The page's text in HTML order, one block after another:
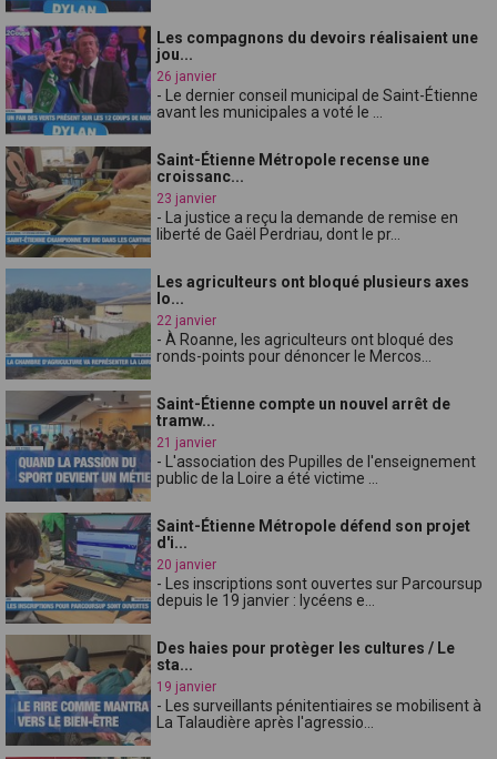
Les compagnons du devoirs réalisaient une
jou...
26 janvier
- Le dernier conseil municipal de Saint-Étienne
avant les municipales a voté le ...
Saint-Étienne Métropole recense une
croissanc...
23 janvier
- La justice a reçu la demande de remise en
liberté de Gaël Perdriau, dont le pr...
Les agriculteurs ont bloqué plusieurs axes
lo...
22 janvier
- À Roanne, les agriculteurs ont bloqué des
ronds-points pour dénoncer le Mercos...
Saint-Étienne compte un nouvel arrêt de
tramw...
21 janvier
- L'association des Pupilles de l'enseignement
public de la Loire a été victime ...
Saint-Étienne Métropole défend son projet
d'i...
20 janvier
- Les inscriptions sont ouvertes sur Parcoursup
depuis le 19 janvier : lycéens e...
Des haies pour protèger les cultures / Le
sta...
19 janvier
- Les surveillants pénitentiaires se mobilisent à
La Talaudière après l'agressio...